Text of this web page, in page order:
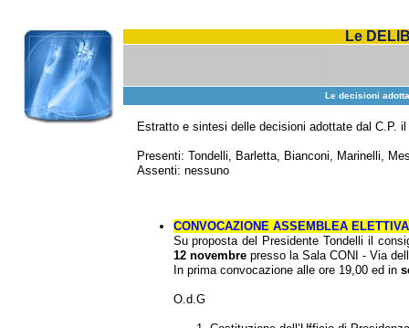
Le
Le decisioni
Estratto e sintesi delle decisioni adottate dal C.P.
Presenti: Tondelli, Barletta, Bianconi, Marinelli,
Assenti: nessuno
CONVOCAZIONE ASSEMBLEA ELETTIVA
Su proposta del Presidente Tondelli il
12 novembrepresso la Sala CONI - Via
In prima convocazione alle ore 19,00 ed in
O.d.G